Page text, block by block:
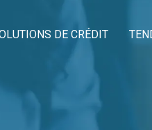
DE CRÉDIT